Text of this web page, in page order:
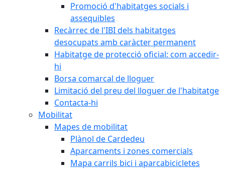
Promoció d'habitatges socials i
assequibles
Recàrrec de l'IBI dels habitatges
desocupats amb caràcter permanent
Habitatge de protecció oficial: com accedir-
hi
Borsa comarcal de lloguer
Limitació del preu del lloguer de l'habitatge
Contacta-hi
Mobilitat
Mapes de mobilitat
Plànol de Cardedeu
Aparcaments i zones comercials
Mapa carrils bici i aparcabicicletes